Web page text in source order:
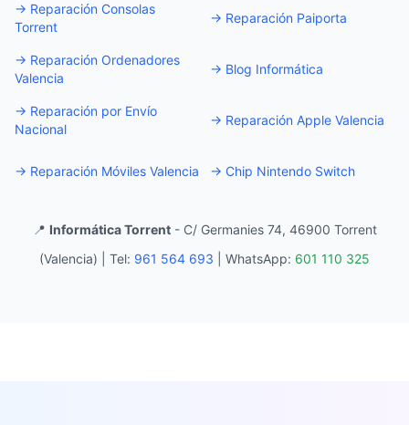
→ Reparación Consolas
Torrent
→ Reparación Paiporta
→ Reparación Ordenadores
Valencia
→ Blog Informática
→ Reparación por Envío
Nacional
→ Reparación Apple Valencia
→ Reparación Móviles Valencia → Chip Nintendo Switch
📍 Informática Torrent- C/ Germanies 74, 46900 Torrent
(Valencia) |
Tel: 961 564 693 WhatsApp: 601 110 325